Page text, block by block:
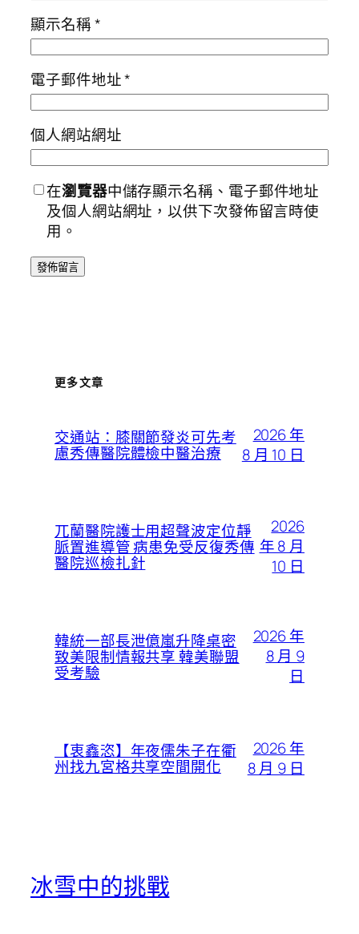
顯示名稱*
電子郵件地址*
個人網站網址
在瀏覽器中儲存顯示名稱、電子郵件地址
及個人網站網址，以供下次發佈留言時使
用。
更多文章
交通站：膝關節發炎可先考
慮秀傳醫院體檢中醫治療
2026 年
8 月 10 日
兀蘭醫院護士用超聲波定位靜
脈置進導管 病患免受反復秀傳
醫院巡檢扎針
2026
年 8 月
10 日
韓統一部長泄億嵐升降桌密
致美限制情報共享 韓美聯盟
受考驗
2026 年
8 月 9
日
【衷鑫恣】年夜儒朱子在衢
州找九宮格共享空間開化
2026 年
8 月 9 日
冰雪中的挑戰